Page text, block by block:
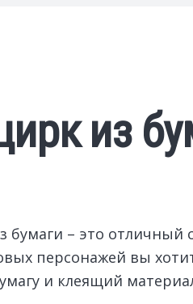
из
– это отличный
персонажей вы
и клеящий